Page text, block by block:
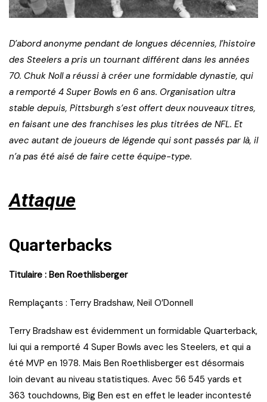
D’abord anonyme pendant de longues décennies, l’histoire
des Steelers a pris un tournant différent dans les années
70. Chuk Noll a réussi à créer une formidable dynastie, qui
a remporté 4 Super Bowls en 6 ans. Organisation ultra
stable depuis, Pittsburgh s’est offert deux nouveaux titres,
en faisant une des franchises les plus titrées de NFL. Et
avec autant de joueurs de légende qui sont passés par là, il
n’a pas été aisé de faire cette équipe-type.
Attaque
Quarterbacks
Titulaire : Ben Roethlisberger
Remplaçants : Terry Bradshaw, Neil O’Donnell
Terry Bradshaw est évidemment un formidable Quarterback,
lui qui a remporté 4 Super Bowls avec les Steelers, et qui a
été MVP en 1978. Mais Ben Roethlisberger est désormais
loin devant au niveau statistiques. Avec 56 545 yards et
363 touchdowns, Big Ben est en effet le leader incontesté